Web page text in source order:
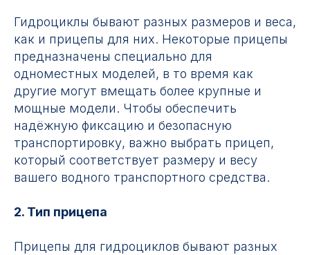
Гидроциклы бывают разных размеров и веса,
как и прицепы для них. Некоторые прицепы
предназначены специально для
одноместных моделей, в то время как
другие могут вмещать более крупные и
мощные модели. Чтобы обеспечить
надёжную фиксацию и безопасную
транспортировку, важно выбрать прицеп,
который соответствует размеру и весу
вашего водного транспортного средства.
2. Тип прицепа
Прицепы для гидроциклов бывают разных